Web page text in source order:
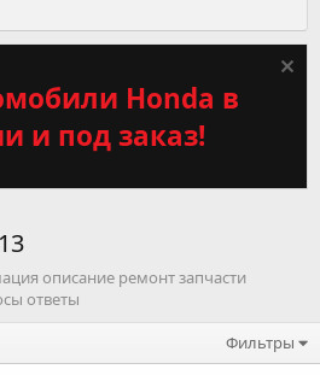
Honda в
и под заказ!
описание ремонт запчасти
ответы
Фильтры